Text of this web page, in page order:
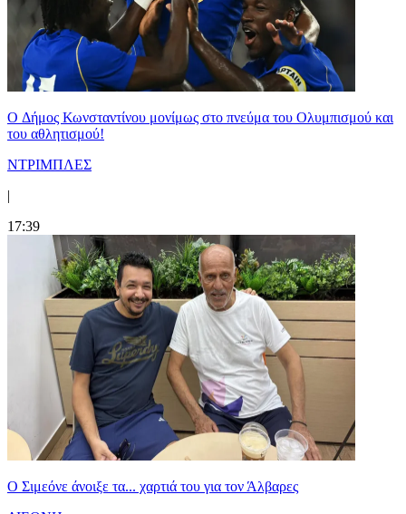
O Δήμος Κωνσταντίνου μονίμως στο πνεύμα του Ολυμπισμού και
του αθλητισμού!
ΝΤΡΙΜΠΛΕΣ
|
17:39
Ο Σιμεόνε άνοιξε τα... χαρτιά του για τον Άλβαρες